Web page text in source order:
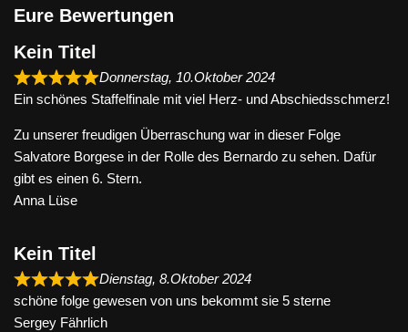
Eure Bewertungen
Kein Titel
Donnerstag, 10.Oktober 2024
Ein schönes Staffelfinale mit viel Herz- und Abschiedsschmerz!
Zu unserer freudigen Überraschung war in dieser Folge
Salvatore Borgese in der Rolle des Bernardo zu sehen. Dafür
gibt es einen 6. Stern.
Anna Lüse
Kein Titel
Dienstag, 8.Oktober 2024
schöne folge gewesen von uns bekommt sie 5 sterne
Sergey Fährlich